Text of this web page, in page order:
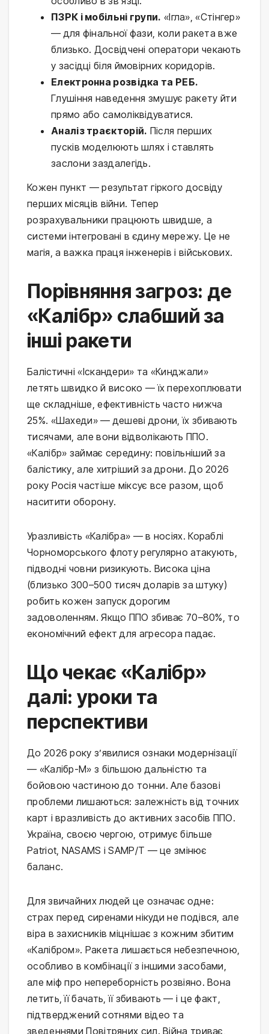
ПЗРК і мобільні групи. «Ігла», «Стінгер»
— для фінальної фази, коли ракета вже
близько. Досвідчені оператори чекають
у засідці біля ймовірних коридорів.
Електронна розвідка та РЕБ.
Глушіння наведення змушує ракету йти
прямо або самоліквідуватися.
Аналіз траєкторій. Після перших
пусків моделюють шлях і ставлять
заслони заздалегідь.
Кожен пункт — результат гіркого досвіду
перших місяців війни. Тепер
розрахувальники працюють швидше, а
системи інтегровані в єдину мережу. Це не
магія, а важка праця інженерів і військових.
Порівняння загроз: де
«Калібр» слабший за
інші ракети
Балістичні «Іскандери» та «Кинджали»
летять швидко й високо — їх перехоплювати
ще складніше, ефективність часто нижча
25%. «Шахеди» — дешеві дрони, їх збивають
тисячами, але вони відволікають ППО.
«Калібр» займає середину: повільніший за
балістику, але хитріший за дрони. До 2026
року Росія частіше міксує все разом, щоб
наситити оборону.
Уразливість «Калібра» — в носіях. Кораблі
Чорноморського флоту регулярно атакують,
підводні човни ризикують. Висока ціна
(близько 300–500 тисяч доларів за штуку)
робить кожен запуск дорогим
задоволенням. Якщо ППО збиває 70–80%, то
економічний ефект для агресора падає.
Що чекає «Калібр»
далі: уроки та
перспективи
До 2026 року з’явилися ознаки модернізації
— «Калібр-М» з більшою дальністю та
бойовою частиною до тонни. Але базові
проблеми лишаються: залежність від точних
карт і вразливість до активних засобів ППО.
Україна, своєю чергою, отримує більше
Patriot, NASAMS і SAMP/T — це змінює
баланс.
Для звичайних людей це означає одне:
страх перед сиренами нікуди не подівся, але
віра в захисників міцнішає з кожним збитим
«Калібром». Ракета лишається небезпечною,
особливо в комбінації з іншими засобами,
але міф про непереборність розвіяно. Вона
летить, її бачать, її збивають — і це факт,
підтверджений сотнями відео та
зведеннями Повітряних сил. Війна триває,